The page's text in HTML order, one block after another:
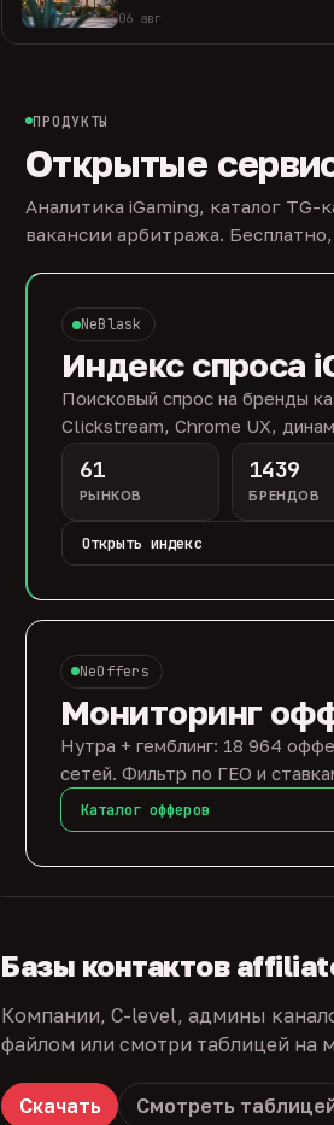
06 авг
ПРОДУКТЫ
Открытые
Аналитика iGaming, каталог
вакансии арбитража.
NeBlask
Индекс спроса
Поисковый спрос на бренды
Clickstream, Chrome UX,
61
РЫНКОВ
1439
БРЕНДОВ
Открыть индекс
NeOffers
Мониторинг
Нутра + гемблинг: 18 964
сетей. Фильтр по ГЕО и
Каталог офферов
Базы контактов
Компании, C-level, админы
файлом или смотри таблицей на
Скачать Смотреть